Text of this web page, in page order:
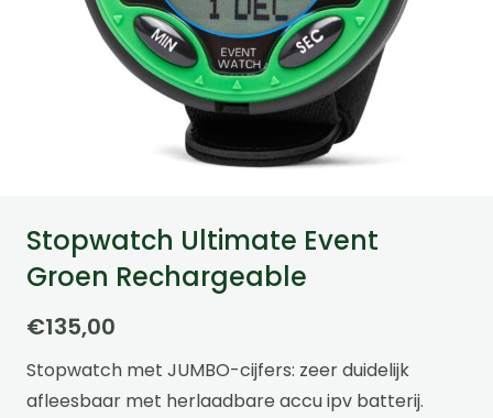
Stopwatch Ultimate Event
Groen Rechargeable
€135,00
Stopwatch met JUMBO-cijfers: zeer duidelijk
afleesbaar met herlaadbare accu ipv batterij.